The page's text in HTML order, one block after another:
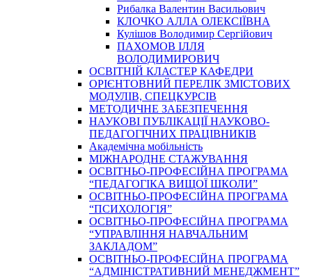
Рибалка Валентин Васильович
КЛОЧКО АЛЛА ОЛЕКСІЇВНА
Кулішов Володимир Сергійович
ПАХОМОВ ІЛЛЯ
ВОЛОДИМИРОВИЧ
ОСВІТНІЙ КЛАСТЕР КАФЕДРИ
ОРІЄНТОВНИЙ ПЕРЕЛІК ЗМІСТОВИХ
МОДУЛІВ, СПЕЦКУРСІВ
МЕТОДИЧНЕ ЗАБЕЗПЕЧЕННЯ
НАУКОВІ ПУБЛІКАЦІЇ НАУКОВО-
ПЕДАГОГІЧНИХ ПРАЦІВНИКІВ
Академічна мобільність
МІЖНАРОДНЕ СТАЖУВАННЯ
ОСВІТНЬО-ПРОФЕСІЙНА ПРОГРАМА
“ПЕДАГОГІКА ВИЩОЇ ШКОЛИ”
ОСВІТНЬО-ПРОФЕСІЙНА ПРОГРАМА
“ПСИХОЛОГІЯ”
ОСВІТНЬО-ПРОФЕСІЙНА ПРОГРАМА
“УПРАВЛІННЯ НАВЧАЛЬНИМ
ЗАКЛАДОМ”
ОСВІТНЬО-ПРОФЕСІЙНА ПРОГРАМА
“АДМІНІСТРАТИВНИЙ МЕНЕДЖМЕНТ”